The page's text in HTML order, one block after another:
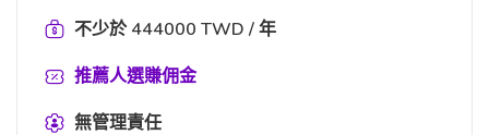
不少於 444000 TWD / 年
推薦人選賺佣金
無管理責任